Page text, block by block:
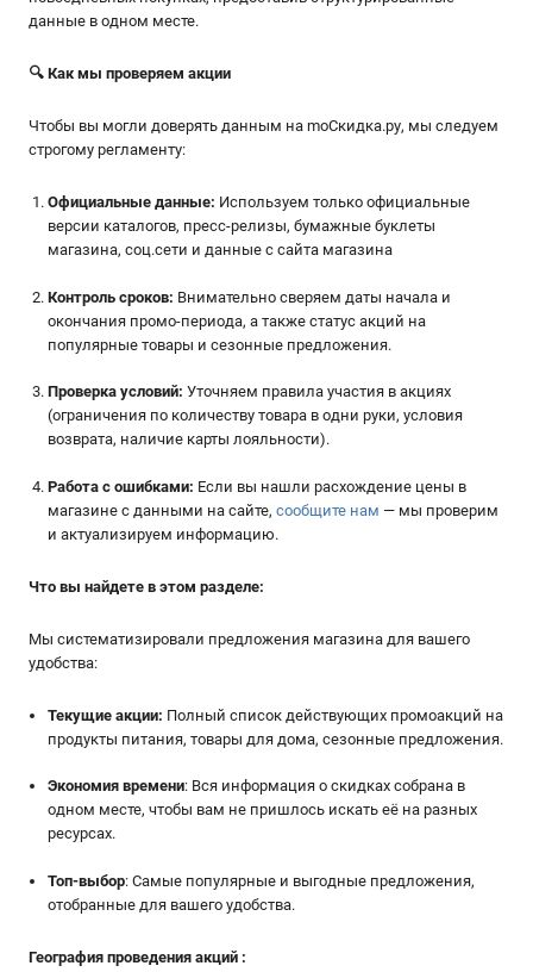
данные в одном месте.
🔍 Как мы проверяем акции
Чтобы вы могли доверять данным на moСкидка.ру, мы следуем
строгому регламенту:
Официальные данные: Используем только официальные
версии каталогов, пресс-релизы, бумажные буклеты
магазина, соц.сети и данные с сайта магазина
Контроль сроков: Внимательно сверяем даты начала и
окончания промо-периода, а также статус акций на
популярные товары и сезонные предложения.
Проверка условий: Уточняем правила участия в акциях
(ограничения по количеству товара в одни руки, условия
возврата, наличие карты лояльности).
Работа с ошибками: Если вы нашли расхождение цены в
магазине с данными на сайте,сообщите нам — мы проверим
и актуализируем информацию.
Что вы найдете в этом разделе:
Мы систематизировали предложения магазина для вашего
удобства:
Текущие акции: Полный список действующих промоакций на
продукты питания, товары для дома, сезонные предложения.
Экономия времени: Вся информация о скидках собрана в
одном месте, чтобы вам не пришлось искать её на разных
ресурсах.
Топ-выбор: Самые популярные и выгодные предложения,
отобранные для вашего удобства.
География проведения акций :